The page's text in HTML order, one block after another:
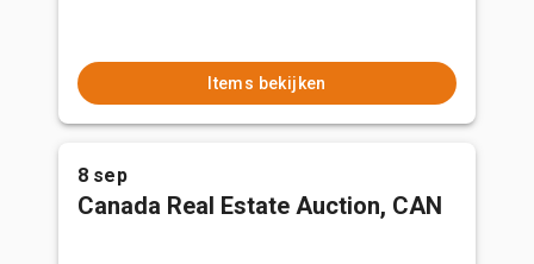
Items bekijken
8 sep
Canada Real Estate Auction, CAN